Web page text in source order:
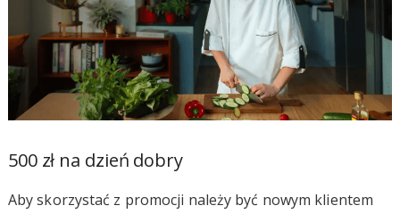
500 zł na dzień dobry
Aby skorzystać z promocji należy być nowym klientem